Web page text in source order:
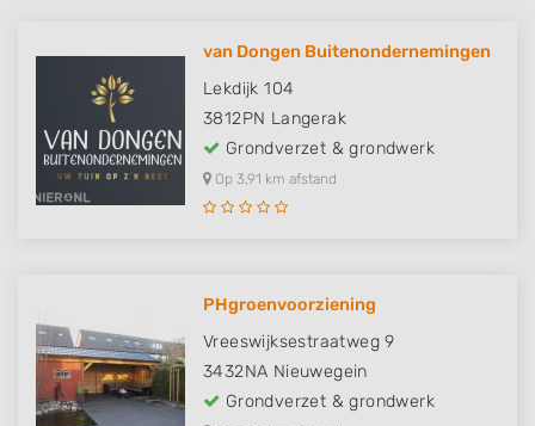
van Dongen Buitenondernemingen
Lekdijk 104
3812PN Langerak
Grondverzet & grondwerk
Op 3,91 km afstand
PHgroenvoorziening
Vreeswijksestraatweg 9
3432NA Nieuwegein
Grondverzet & grondwerk